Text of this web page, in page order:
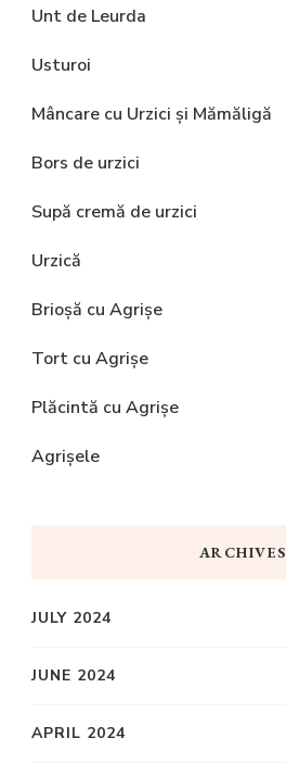
Unt de Leurda
Usturoi
Mâncare cu Urzici și Mămăligă
Bors de urzici
Supă cremă de urzici
Urzică
Brioșă cu Agrișe
Tort cu Agrișe
Plăcintă cu Agrișe
Agrișele
ARCHIVES
JULY 2024
JUNE 2024
APRIL 2024